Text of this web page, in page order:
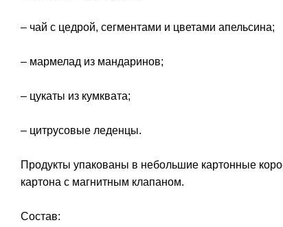
– чай с цедрой, сегментами и цветами апельсина;
– мармелад из мандаринов;
– цукаты из кумквата;
– цитрусовые леденцы.
Продукты упакованы в небольшие картонные
картона с магнитным клапаном.
Состав: